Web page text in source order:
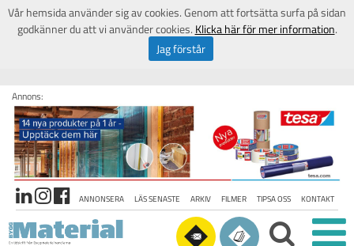
Annons:
ANNONSERA LÄS SENASTE ARKIV FILMER TIPSA OSS KONTAKT
Vår hemsida använder sig av cookies. Genom att fortsätta surfa på sidan
godkänner du att vi använder cookies. Klicka här för mer information.
Jag förstår